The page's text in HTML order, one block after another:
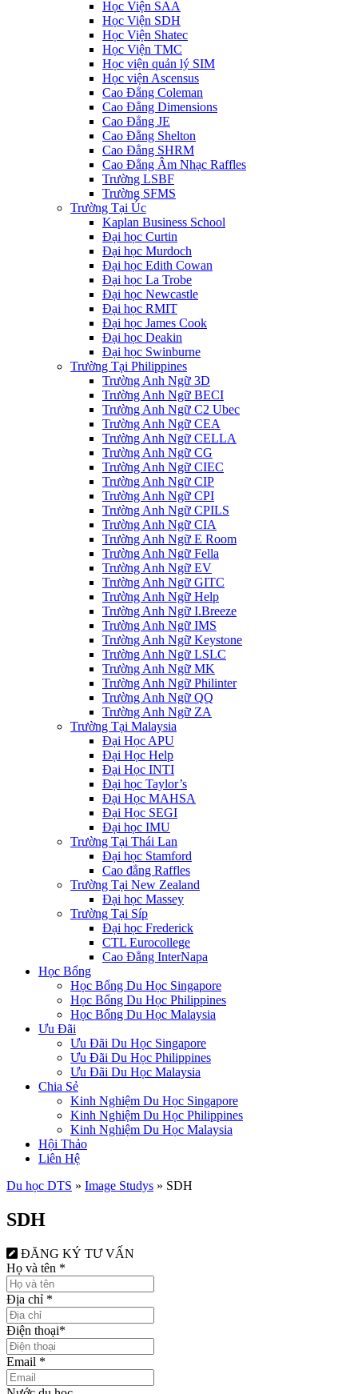
Học Viện SAA
Học Viện SDH
Học Viện Shatec
Học Viện TMC
Học viện quản lý SIM
Học viện Ascensus
Cao Đẳng Coleman
Cao Đẳng Dimensions
Cao Đẳng JE
Cao Đẳng Shelton
Cao Đẳng SHRM
Cao Đẳng Âm Nhạc Raffles
Trường LSBF
Trường SFMS
Trường Tại Úc
Kaplan Business School
Đại học Curtin
Đại học Murdoch
Đại học Edith Cowan
Đại học La Trobe
Đại học Newcastle
Đại học RMIT
Đại học James Cook
Đại học Deakin
Đại học Swinburne
Trường Tại Philippines
Trường Anh Ngữ 3D
Trường Anh Ngữ BECI
Trường Anh Ngữ C2 Ubec
Trường Anh Ngữ CEA
Trường Anh Ngữ CELLA
Trường Anh Ngữ CG
Trường Anh Ngữ CIEC
Trường Anh Ngữ CIP
Trường Anh Ngữ CPI
Trường Anh Ngữ CPILS
Trường Anh Ngữ CIA
Trường Anh Ngữ E Room
Trường Anh Ngữ Fella
Trường Anh Ngữ EV
Trường Anh Ngữ GITC
Trường Anh Ngữ Help
Trường Anh Ngữ I.Breeze
Trường Anh Ngữ IMS
Trường Anh Ngữ Keystone
Trường Anh Ngữ LSLC
Trường Anh Ngữ MK
Trường Anh Ngữ Philinter
Trường Anh Ngữ QQ
Trường Anh Ngữ ZA
Trường Tại Malaysia
Đại Học APU
Đại Học Help
Đại Học INTI
Đại học Taylor’s
Đại Học MAHSA
Đại Học SEGI
Đại học IMU
Trường Tại Thái Lan
Đại học Stamford
Cao đẳng Raffles
Trường Tại New Zealand
Đại học Massey
Trường Tại Síp
Đại học Frederick
CTL Eurocollege
Cao Đẳng InterNapa
Học Bổng
Học Bổng Du Học Singapore
Học Bổng Du Học Philippines
Học Bổng Du Học Malaysia
Ưu Đãi
Ưu Đãi Du Học Singapore
Ưu Đãi Du Học Philippines
Ưu Đãi Du Học Malaysia
Chia Sẻ
Kinh Nghiệm Du Học Singapore
Kinh Nghiệm Du Học Philippines
Kinh Nghiệm Du Học Malaysia
Hội Thảo
Liên Hệ
Du học DTS » Image Studys » SDH
SDH
ĐĂNG KÝ TƯ VẤN
Họ và tên *
Địa chỉ *
Điện thoại*
Email *